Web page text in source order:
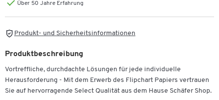
Über 50 Jahre Erfahrung
Produkt- und Sicherheitsinformationen
Produktbeschreibung
Vortreffliche, durchdachte Lösungen für jede individuelle
Herausforderung - Mit dem Erwerb des Flipchart Papiers vertrauen
Sie auf hervorragende Select Qualität aus dem Hause Schäfer Shop.